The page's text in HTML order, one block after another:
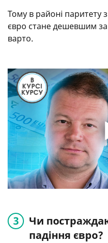
Тому в районі
євро стане дешевшим
варто.
Чи
падіння євро?